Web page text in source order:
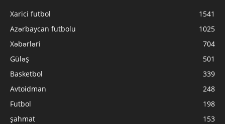
Xarici futbol
1541
Azərbaycan futbolu
1025
Xəbərləri
704
Güləş
501
Basketbol
339
Avtoidman
248
Futbol
198
şahmat
153